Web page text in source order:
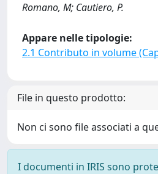
Romano, M; Cautiero, P.
Appare nelle tipologie:
2.1 Contributo in volume
File in questo prodotto:
Non ci sono file associati a
I documenti in IRIS sono